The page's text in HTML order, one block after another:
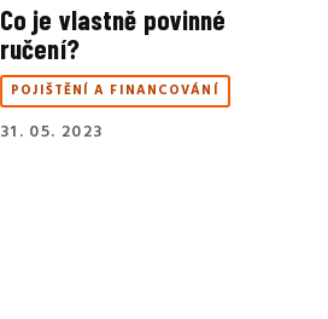
Co je vlastně povinné
ručení?
POJIŠTĚNÍ A FINANCOVÁNÍ
31. 05. 2023